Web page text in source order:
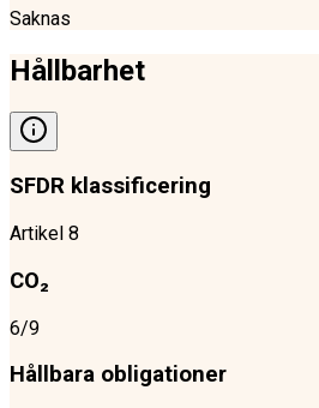
Saknas
Hållbarhet
SFDR klassificering
Artikel 8
CO₂
6/9
Hållbara obligationer